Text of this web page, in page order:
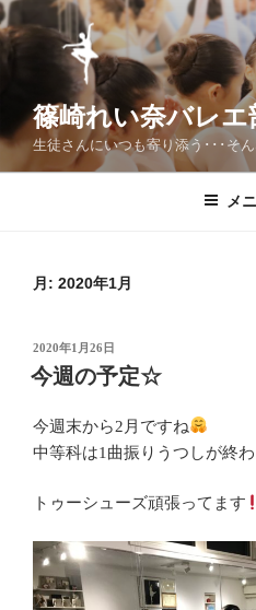
コ
ン
テ
へ
ス
篠崎れい奈バレエ
生徒さんにいつも寄り添う･･･そ
メ
月: 2020年1月
投
稿
日:
2020年1月26日
今週の予定☆
今週末から2月ですね
中等科は1曲振りうつしが終
トゥーシューズ頑張ってます